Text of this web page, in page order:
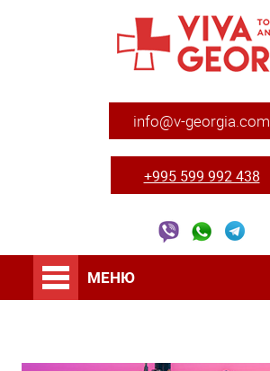
info@v-georgia.com
+995 599 992 438
МЕНЮ